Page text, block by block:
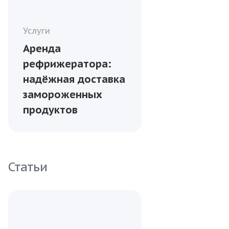
Услуги
Аренда
рефрижератора:
надёжная доставка
замороженных
продуктов
Статьи